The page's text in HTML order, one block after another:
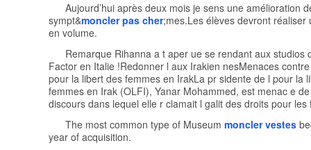
Aujourd’hui après deux mois je sens une amélioration
sympt&moncler pas cher;mes.Les élèves devront réaliser
en volume.
Remarque Rihanna a t aper ue se rendant aux studios
Factor en Italie !Redonner l aux Irakien nesMenaces
pour la libert des femmes en IrakLa pr sidente de l pour la
femmes en Irak (OLFI), Yanar Mohammed, est menac e
discours dans lequel elle r clamait l galit des droits pour les
The most common type of Museum moncler vestes
year of acquisition.